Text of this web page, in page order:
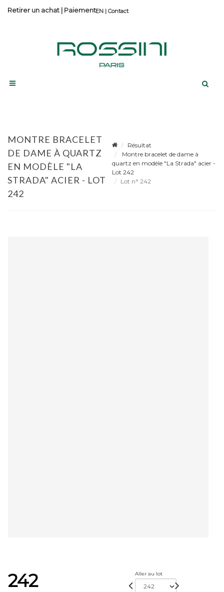
Contact
Retirer un achat | Paiement
MONTRE BRACELET
DE DAME À QUARTZ
EN MODÈLE "LA
STRADA" ACIER - LOT
242
Résultat
Montre bracelet de dame à
quartz en modèle "La Strada" acier -
Lot 242
Lot n° 242
242 Aller au lot